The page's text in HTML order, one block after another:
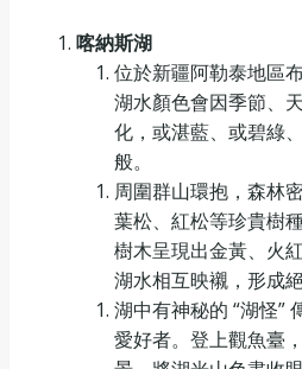
喀納斯湖
位於新疆阿勒泰地區
湖水顏色會因季節、
化，或湛藍、或碧綠
般。
周圍群山環抱，森林
葉松、紅松等珍貴樹
樹木呈現出金黃、火
湖水相互映襯，形成絕
湖中有神秘的 “湖怪”
愛好者。登上觀魚臺